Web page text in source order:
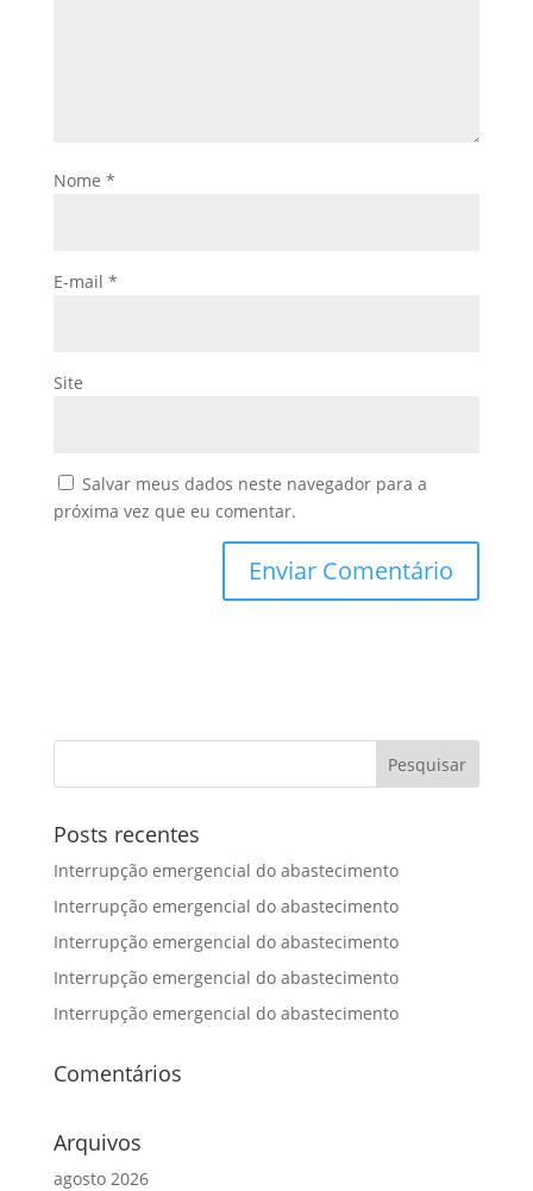
Nome *
E-mail *
Site
Salvar meus dados neste navegador para a
próxima vez que eu comentar.
Posts recentes
Interrupção emergencial do abastecimento
Interrupção emergencial do abastecimento
Interrupção emergencial do abastecimento
Interrupção emergencial do abastecimento
Interrupção emergencial do abastecimento
Comentários
Arquivos
agosto 2026